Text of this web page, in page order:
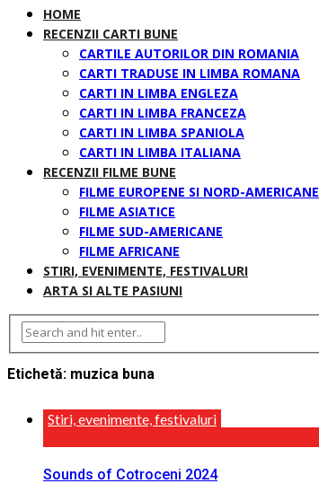
HOME
RECENZII CARTI BUNE
CARTILE AUTORILOR DIN ROMANIA
CARTI TRADUSE IN LIMBA ROMANA
CARTI IN LIMBA ENGLEZA
CARTI IN LIMBA FRANCEZA
CARTI IN LIMBA SPANIOLA
CARTI IN LIMBA ITALIANA
RECENZII FILME BUNE
FILME EUROPENE SI NORD-AMERICANE
FILME ASIATICE
FILME SUD-AMERICANE
FILME AFRICANE
STIRI, EVENIMENTE, FESTIVALURI
ARTA SI ALTE PASIUNI
Etichetă: muzica buna
Stiri, evenimente, festivaluri
Sounds of Cotroceni 2024